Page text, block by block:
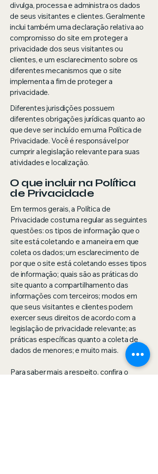
divulga, processa e administra os dados
de seus visitantes e clientes. Geralmente
inclui também uma declaração relativa ao
compromisso do site em proteger a
privacidade dos seus visitantes ou
clientes, e um esclarecimento sobre os
diferentes mecanismos que o site
implementa a fim de proteger a
privacidade.
Diferentes jurisdições possuem
diferentes obrigações jurídicas quanto ao
que deve ser incluído em uma Política de
Privacidade. Você é responsável por
cumprir a legislação relevante para suas
atividades e localização.
O que incluir na Política
de Privacidade
Em termos gerais, a Política de
Privacidade costuma regular as seguintes
questões: os tipos de informação que o
site está coletando e a maneira em que
coleta os dados; um esclarecimento de
por que o site está coletando esses tipos
de informação; quais são as práticas do
site quanto a compartilhamento das
informações com terceiros; modos em
que seus visitantes e clientes podem
exercer seus direitos de acordo com a
legislação de privacidade relevante; as
práticas específicas quanto a coleta de
dados de menores; e muito mais.
Para saber mais a respeito, confira o